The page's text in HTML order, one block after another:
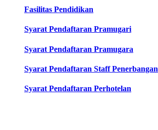
Fasilitas Pendidikan
Syarat Pendaftaran Pramugari
Syarat Pendaftaran Pramugara
Syarat Pendaftaran Staff Penerbangan
Syarat Pendaftaran Perhotelan